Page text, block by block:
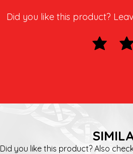
Did you like this product?
Did you like this product? Also